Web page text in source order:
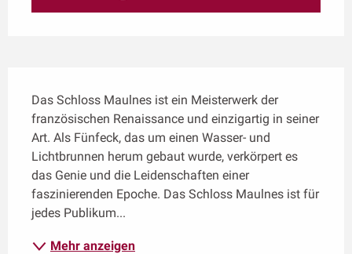
Das Schloss Maulnes ist ein Meisterwerk der
französischen Renaissance und einzigartig in seiner
Art. Als Fünfeck, das um einen Wasser- und
Lichtbrunnen herum gebaut wurde, verkörpert es
das Genie und die Leidenschaften einer
faszinierenden Epoche. Das Schloss Maulnes ist für
jedes Publikum...
Mehr anzeigen